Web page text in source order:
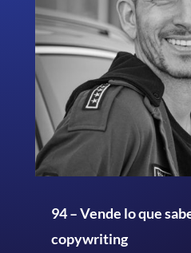
94 – Vende lo que
copywriting